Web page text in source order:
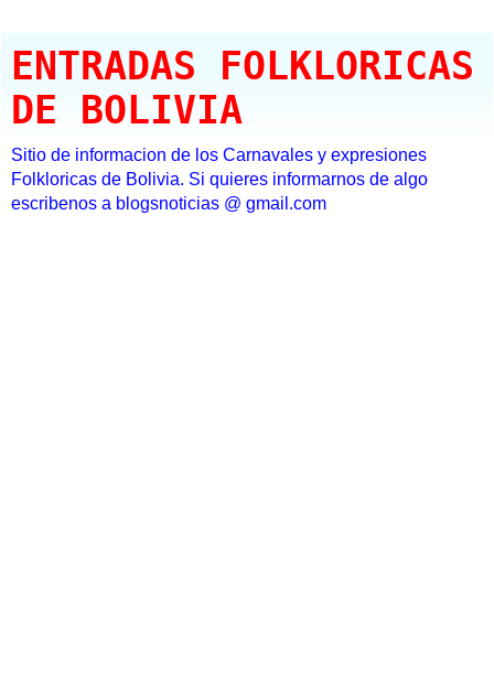
ENTRADAS FOLKLORICAS
DE BOLIVIA
Sitio de informacion de los Carnavales y expresiones
Folkloricas de Bolivia. Si quieres informarnos de algo
escribenos a blogsnoticias @ gmail.com